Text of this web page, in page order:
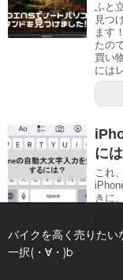
ふと
見つ
ます
たの
買い
には
に
これ
きに
バイクを高く売りたい
一択(・∀・)b